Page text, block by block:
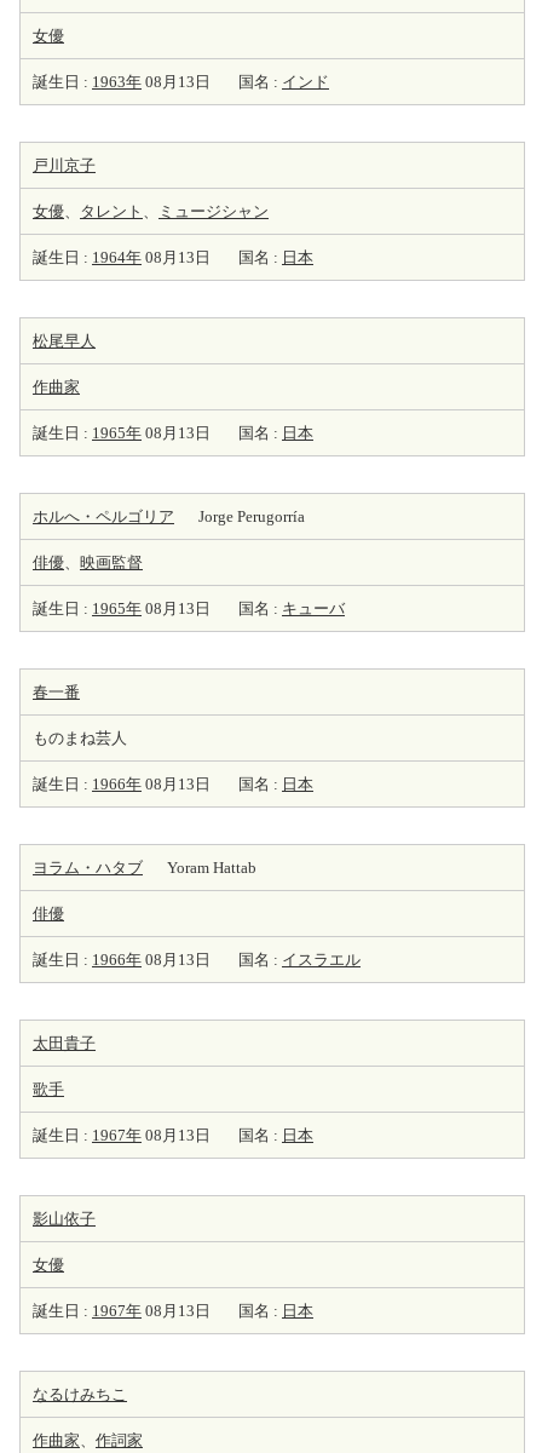
女優
誕生日 : 1963年 08月13日 国名 : インド
戸川京子
女優、 タレント 、 ミュージシャン
誕生日 : 1964年 08月13日 国名 : 日本
松尾早人
作曲家
誕生日 : 1965年 08月13日 国名 : 日本
ホルへ・ペルゴリア Jorge Perugorría
俳優、 映画監督
誕生日 : 1965年 08月13日 国名 : キューバ
春一番
ものまね芸人
誕生日 : 1966年 08月13日 国名 : 日本
ヨラム・ハタブ Yoram Hattab
俳優
誕生日 : 1966年 08月13日 国名 : イスラエル
太田貴子
歌手
誕生日 : 1967年 08月13日 国名 : 日本
影山依子
女優
誕生日 : 1967年 08月13日 国名 : 日本
なるけみちこ
作曲家、 作詞家